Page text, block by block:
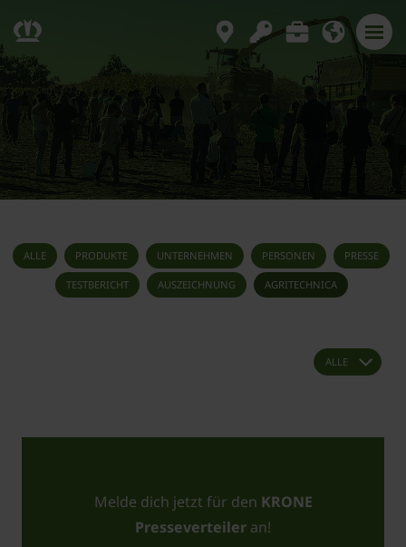
ALLE PRODUKTE UNTERNEHMEN PERSONEN PRESSE
TESTBERICHT AUSZEICHNUNG AGRITECHNICA
Melde dich jetzt für den KRONE
Presseverteiler an!